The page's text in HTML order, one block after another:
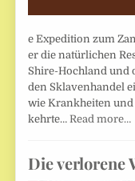
e Expedition zum
er die natürlichen
Shire-Hochland und
den Sklavenhandel
wie Krankheiten
kehrte…Read more…
Die verlorene